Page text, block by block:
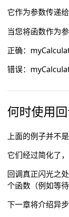
它作为参数传递给
当您将函数作为
正确：
错误：
何时使用回
上面的例子并不
它们经过简化了
回调真正闪光之
个函数（例如等待
下一章将介绍异步